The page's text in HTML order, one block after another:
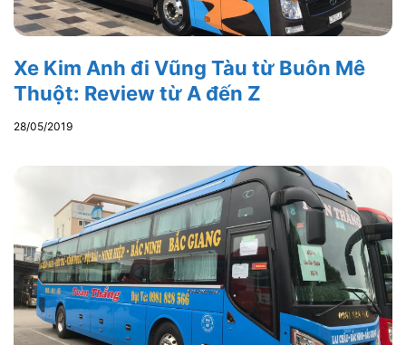
Xe Kim Anh đi Vũng Tàu từ Buôn Mê
Thuột: Review từ A đến Z
28/05/2019